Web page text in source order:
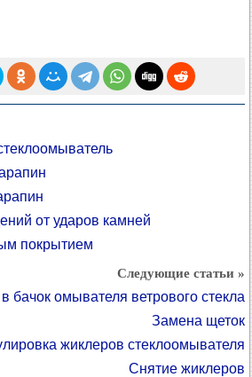
от ударов камней
покрытием
Следующие статьи »
бачок омывателя ветрового стекла
Замена щеток
жиклеров стеклоомывателя
Снятие жиклеров